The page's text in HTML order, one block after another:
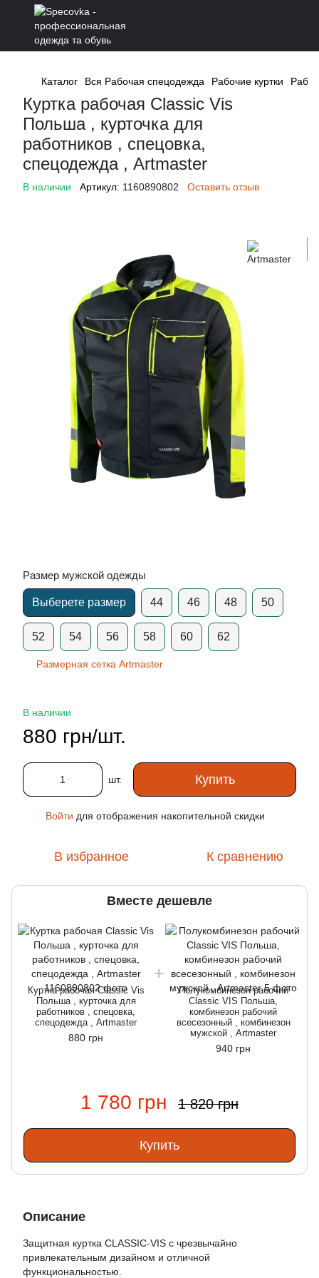
Каталог Вся Рабочая спецодежда Рабочие куртки
Куртка рабочая Classic Vis
Польша , курточка для
работников , спецовка,
спецодежда , Artmaster
В наличии Артикул: 1160890802 Оставить отзыв
Размер мужской одежды
Выберете размер 44 46 48 50
52 54 56 58 60 62
Размерная сетка Artmaster
В наличии
880 грн/шт.
шт. Купить
Войти для отображения накопительной скидки
В избранное К сравнению
Вместе дешевле
Куртка рабочая Classic Vis
Польша , курточка для
работников , спецовка,
спецодежда , Artmaster
880 грн
Полукомбинезон рабочий
Classic VIS Польша,
комбинезон рабочий
всесезонный , комбинезон
мужской , Artmaster
940 грн
1 780 грн 1 820 грн
Купить
Описание
Защитная куртка CLASSIC-VIS с чрезвычайно
привлекательным дизайном и отличной
функциональностью.